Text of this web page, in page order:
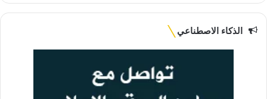
الذكاء الاصطناعي